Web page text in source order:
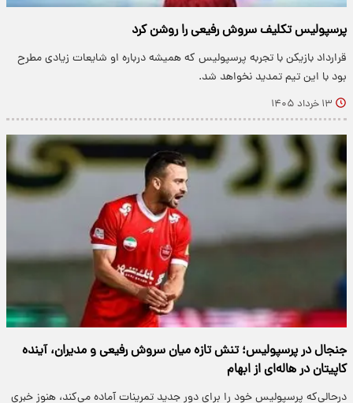
پرسپولیس تکلیف سروش رفیعی را روشن کرد
قرارداد بازیکن با تجربه پرسپولیس که همیشه درباره او شایعات زیادی مطرح
بود با این تیم تمدید نخواهد شد.
۱۳ خرداد ۱۴۰۵
جنجال در پرسپولیس؛ تنش تازه میان سروش رفیعی و مدیران، آینده
کاپیتان در هاله‌ای از ابهام
درحالی‌که پرسپولیس خود را برای دور جدید تمرینات آماده می‌کند، هنوز خبری